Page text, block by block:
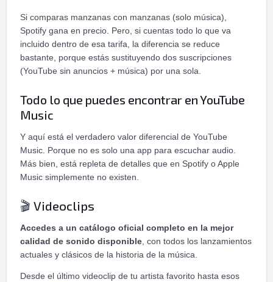
Si comparas manzanas con manzanas (solo música),
Spotify gana en precio. Pero, si cuentas todo lo que va
incluido dentro de esa tarifa, la diferencia se reduce
bastante, porque estás sustituyendo dos suscripciones
(YouTube sin anuncios + música) por una sola.
Todo lo que puedes encontrar en YouTube
Music
Y aquí está el verdadero valor diferencial de YouTube
Music. Porque no es solo una app para escuchar audio.
Más bien, está repleta de detalles que en Spotify o Apple
Music simplemente no existen.
🎬 Videoclips
Accedes a un catálogo oficial completo en la mejor
calidad de sonido disponible , con todos los lanzamientos
actuales y clásicos de la historia de la música.
Desde el último videoclip de tu artista favorito hasta esos